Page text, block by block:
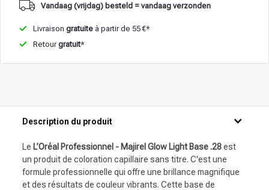
Vandaag (vrijdag) besteld = vandaag verzonden
Livraison gratuite à partir de 55 €*
Retourgratuit*
Description du produit
Le L’Oréal Professionnel - Majirel Glow Light Base .28est
un produit de coloration capillaire sans titre. C'est une
formule professionnelle qui offre une brillance magnifique
et des résultats de couleur vibrants. Cette base de